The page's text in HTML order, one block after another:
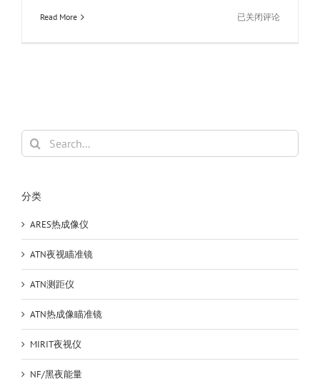
Read More
LTL-
触
热
猎
机
已关闭评论
Search
for:
分类
ARES热成像仪
ATN夜视瞄准镜
ATN测距仪
ATN热成像瞄准镜
MIRIT夜视仪
NF/黑夜能量